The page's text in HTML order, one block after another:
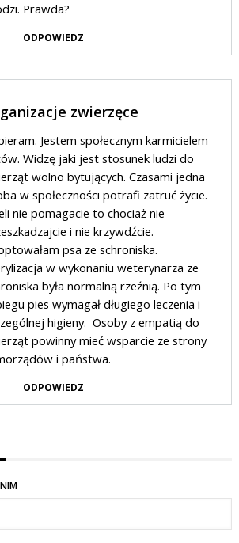
Prawda?
ODPOWIEDZ
zwierzęce
Jestem społecznym karmicielem
Widzę jaki jest stosunek ludzi do
wolno bytujących. Czasami jedna
w społeczności potrafi zatruć życie.
nie pomagacie to chociaż nie
i nie krzywdźcie.
psa ze schroniska.
w wykonaniu weterynarza ze
była normalną rzeźnią. Po tym
pies wymagał długiego leczenia i
higieny. Osoby z empatią do
powinny mieć wsparcie ze strony
i państwa.
ODPOWIEDZ